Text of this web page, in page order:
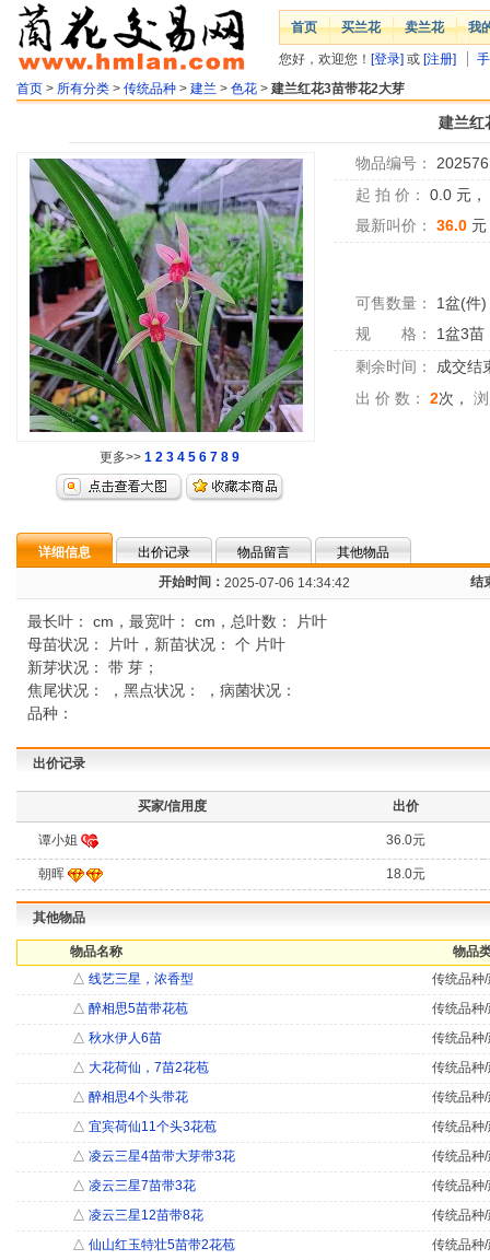
首页 买兰花 卖兰花 我
您好，欢迎您！ [登录] 或 [注册]
首页 > 所有分类 > 传统品种 > 建兰 > 色花 > 建兰红花3苗带花2大芽
建兰红
更多>> 1 2 3 4 5 6 7 8 9
物品编号：
起 拍 价：
0.0 元，
最新叫价：
36.0 元
可售数量： 1盆(件)
规 格：
1盆3苗
剩余时间：
成交结
出 价 数：
2次，
详细信息 出价记录 物品留言
其他物品
开始时间： 2025-07-06 14:34:42 结
最长叶： cm，最宽叶： cm，总叶数： 片叶
母苗状况： 片叶，新苗状况： 个 片叶
新芽状况： 带 芽；
焦尾状况： ，黑点状况： ，病菌状况：
品种：
出价记录
买家/信用度 出价
谭小姐 36.0元
朝晖 18.0元
其他物品
物品名称
物品
△ 线艺三星，浓香型
传统品种
△ 醉相思5苗带花苞
传统品种
△ 秋水伊人6苗
传统品种
△ 大花荷仙，7苗2花苞
传统品种
△ 醉相思4个头带花
传统品种
△ 宜宾荷仙11个头3花苞
传统品种
△ 凌云三星4苗带大芽带3花
传统品种
△ 凌云三星7苗带3花
传统品种
△ 凌云三星12苗带8花
传统品种
△ 仙山红玉特壮5苗带2花苞
传统品种